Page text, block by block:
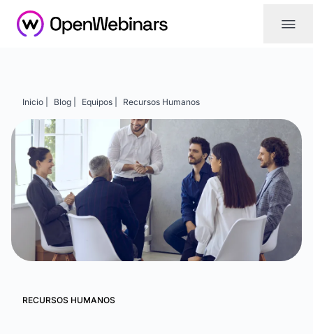
|||
Inicio | Blog | Equipos | Recursos Humanos
RECURSOS HUMANOS